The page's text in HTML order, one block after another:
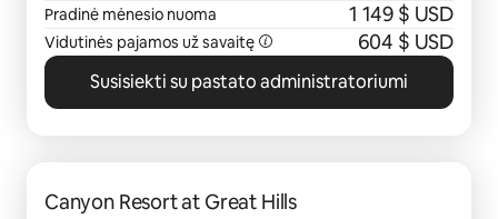
Pradinė mėnesio nuoma
1 149 $ USD
Vidutinės pajamos už savaitę 604 $ USD
Susisiekti su pastato administratoriumi
Canyon Resort at Great Hills